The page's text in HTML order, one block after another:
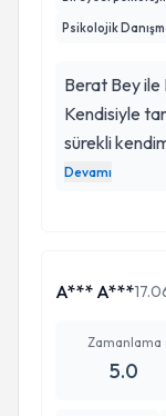
Psikolojik
Berat Bey ile
Kendisiyle
sürekli
veren,
teşekkür
sevebilmeyi
Devamı
A*** A***
Zamanlama
5.0